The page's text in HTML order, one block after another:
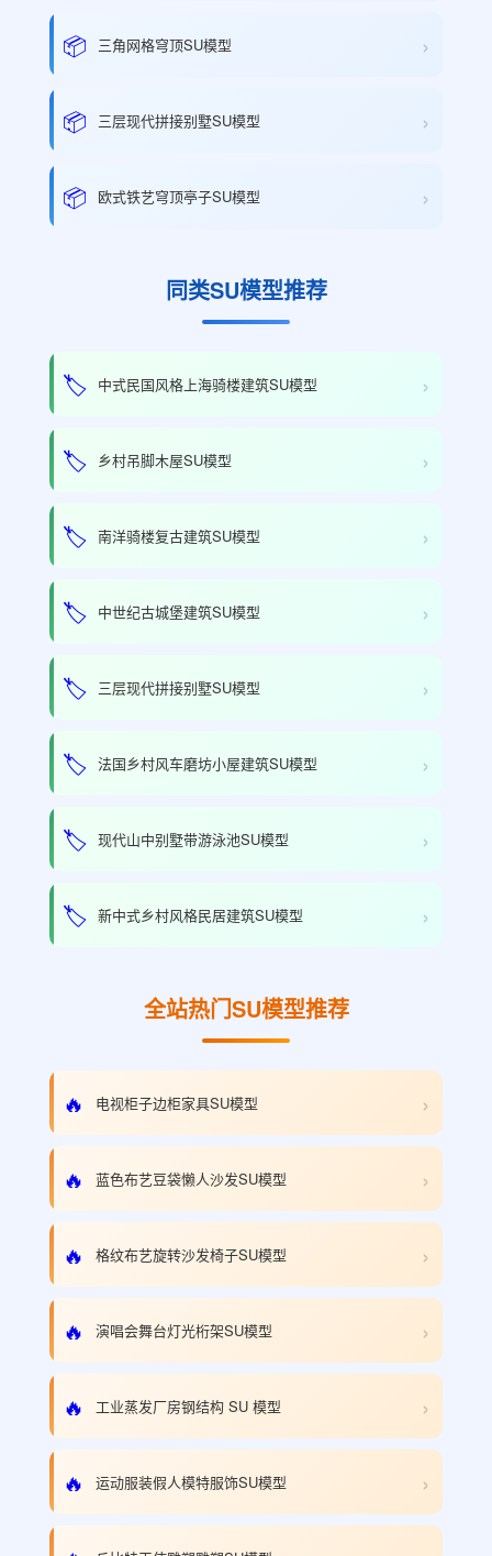
📦 三角网格穹顶SU模型 ›
📦 三层现代拼接别墅SU模型 ›
📦 欧式铁艺穹顶亭子SU模型 ›
同类SU模型推荐
🏷️ 中式民国风格上海骑楼建筑SU模型 ›
🏷️ 乡村吊脚木屋SU模型 ›
🏷️ 南洋骑楼复古建筑SU模型 ›
🏷️ 中世纪古城堡建筑SU模型 ›
🏷️ 三层现代拼接别墅SU模型 ›
🏷️ 法国乡村风车磨坊小屋建筑SU模型 ›
🏷️ 现代山中别墅带游泳池SU模型 ›
🏷️ 新中式乡村风格民居建筑SU模型 ›
全站热门SU模型推荐
🔥 电视柜子边柜家具SU模型 ›
🔥 蓝色布艺豆袋懒人沙发SU模型 ›
🔥 格纹布艺旋转沙发椅子SU模型 ›
🔥 演唱会舞台灯光桁架SU模型 ›
🔥 工业蒸发厂房钢结构 SU 模型 ›
🔥 运动服装假人模特服饰SU模型 ›